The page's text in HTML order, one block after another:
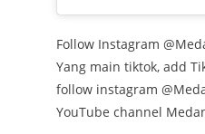
Follow Instagram
Yang main tiktok, add
follow instagram
YouTube channel